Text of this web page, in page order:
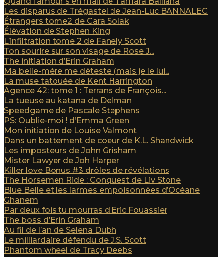
Les disparus de Trégastel de Jean-Luc BANNALEC
Étrangers tome2 de Cara Solak
Élévation de Stephen King
L’infiltration tome 2 de Fanely Scott
Ton sourire sur son visage de Rose J...
The initiation d’Erin Graham
Ma belle-mère me déteste (mais je le lui...
La muse tatouée de Kent Harrington
Agence 42: tome 1 : Terrans de François...
La tueuse au katana de Delman
Speedgame de Pascale Stephens
PS: Oublie-moi ! d’Emma Green
Mon initiation de Louise Valmont
Dans un battement de coeur de K.L. Shandwick
Les imposteurs de John Grisham
Mister Lawyer de Joh Harper
Killer love Bonus #3 drôles de révélations
The Horsemen Ride : Conquest de Liv Stone
Blue Belle et les larmes empoisonnées d’Océane
Ghanem
Par deux fois tu mourras d’Eric Fouassier
The boss d’Erin Graham
Au fil de l’an de Selena Dubh
Le milliardaire défendu de J.S. Scott
Phantom wheel de Tracy Deebs